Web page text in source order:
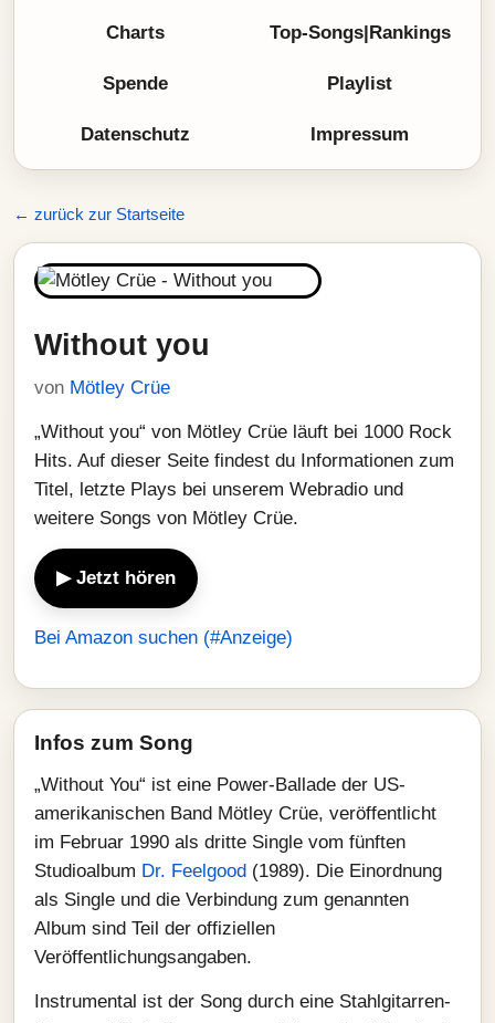
Charts Top-Songs|Rankings
Spende Playlist
Datenschutz Impressum
← zurück zur Startseite
Without you
von Mötley Crüe
„Without you“ von Mötley Crüe läuft bei 1000 Rock
Hits. Auf dieser Seite findest du Informationen zum
Titel, letzte Plays bei unserem Webradio und
weitere Songs von Mötley Crüe.
▶ Jetzt hören
Bei Amazon suchen (#Anzeige)
Infos zum Song
„Without You“ ist eine Power-Ballade der US-
amerikanischen Band Mötley Crüe, veröffentlicht
im Februar 1990 als dritte Single vom fünften
Studioalbum Dr. Feelgood (1989). Die Einordnung
als Single und die Verbindung zum genannten
Album sind Teil der offiziellen
Veröffentlichungsangaben.
Instrumental ist der Song durch eine Stahlgitarren-